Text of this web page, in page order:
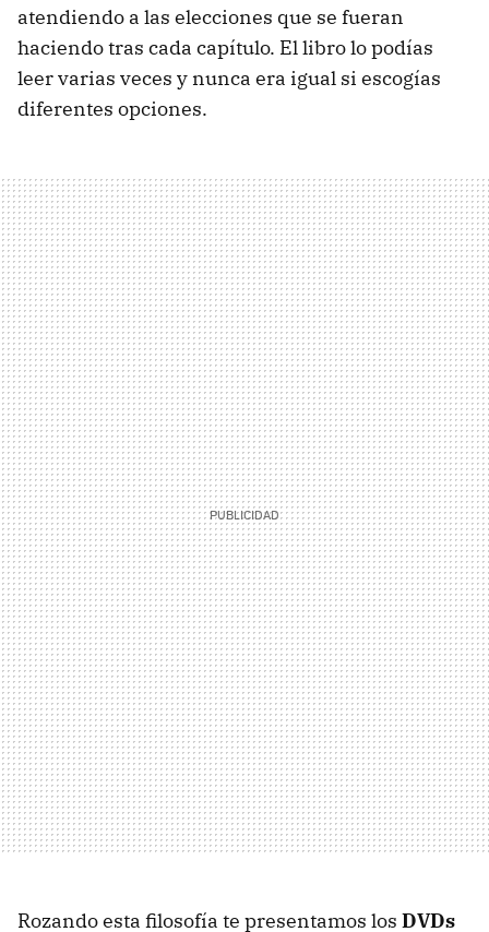
atendiendo a las elecciones que se fueran
haciendo tras cada capítulo. El libro lo podías
leer varias veces y nunca era igual si escogías
diferentes opciones.
Rozando esta filosofía te presentamos los DVDs